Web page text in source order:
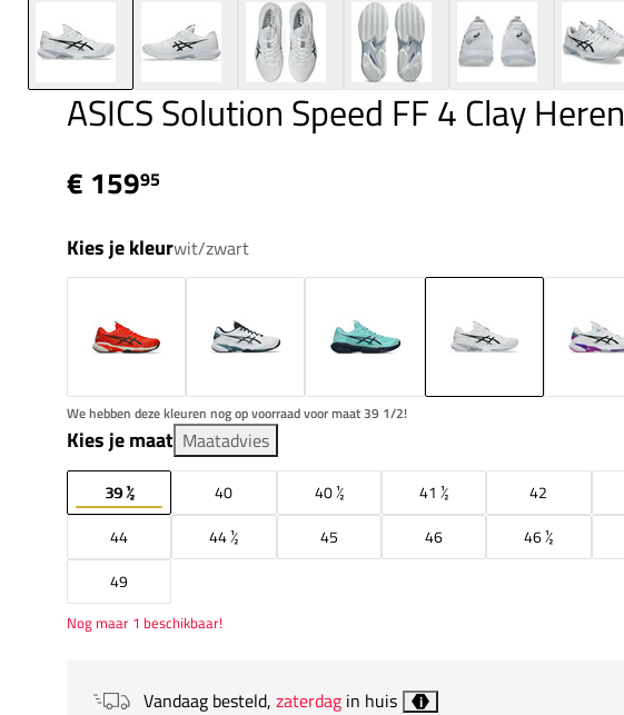
ASICS Solution Speed FF 4 Clay Heren
€ 15995
Kies je kleurwit/zwart
We hebben deze kleuren nog op voorraad voor maat 39 1/2!
Kies je maat Maatadvies
39 ½ 40 40 ½ 41 ½ 42
44
44 ½ 45 46 46 ½
49
Nog maar 1 beschikbaar!
Vandaag besteld, zaterdag in huis i